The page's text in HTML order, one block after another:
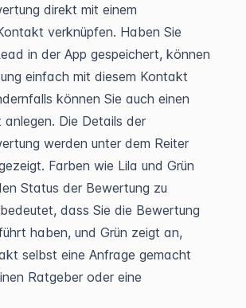
direkt mit einem
verknüpfen. Haben Sie
in der App gespeichert, können
einfach mit diesem Kontakt
können Sie auch einen
Die Details der
werden unter dem Reiter
Farben wie Lila und Grün
Status der Bewertung zu
dass Sie die Bewertung
haben, und Grün zeigt an,
selbst eine Anfrage gemacht
Ratgeber oder eine